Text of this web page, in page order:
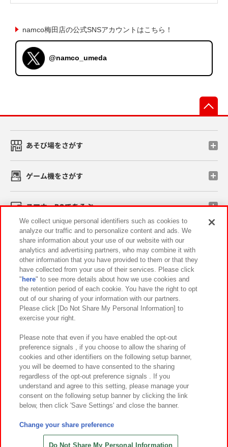
namco梅田店の公式SNSアカウントはこちら！
@namco_umeda
あそび場をさがす
ゲーム機をさがす
スマホ・PCであそぶ
イベント・キャンペーン
関連会社 サステナビリティ サイトポリシー
プライバシーポリシー ウェブアクセシビリティ方針と検証結果
お取引先さまとともに
カスタマーハラスメント対応方針 よくあるご質問・お問い合わせ
©Bandai Namco Amusement Inc.
©Bandai Namco Amusement Lab Inc.
©HANAYASHIKI Co., Ltd. All Rights Reserved.
We collect unique personal identifiers such as cookies to
analyze our traffic and to personalize content and ads. We
share information about your use of our website with our
analytics and advertising partners, who may combine it with
other information that you have provided to them or that they
have collected from your use of their services. Please click
" here" to see more details about how we use cookies and
the retention period of each cookie. You have the right to opt
out of our sharing of your information with our partners.
Please click [Do Not Share My Personal Information] to
exercise your right.
Please note that even if you have enabled the opt-out
preference signals , if you choose to allow the sharing of
cookies and other identifiers on the following setup banner,
you will be deemed to have consented to the sharing
regardless of the opt-out preference signals . If you
understand and agree to this setting, please manage your
consent on the following setup banner by clicking the link
below, then click 'Save Settings' and close the banner.
Change your share preference
Do Not Share My Personal Information